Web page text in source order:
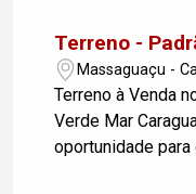
Terreno -
Massaguaçu -
Terreno à Venda
Verde Mar Caraguatatuba/SP Excelente
oportunidade